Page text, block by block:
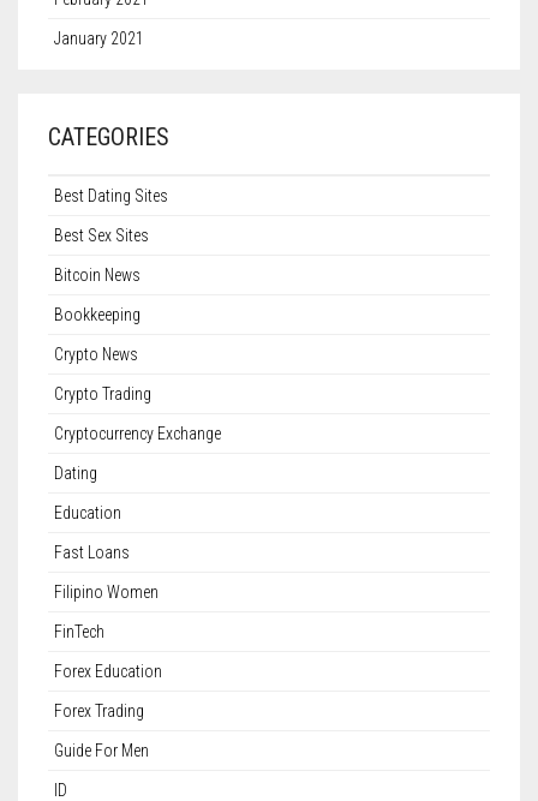
January 2021
CATEGORIES
Best Dating Sites
Best Sex Sites
Bitcoin News
Bookkeeping
Crypto News
Crypto Trading
Cryptocurrency Exchange
Dating
Education
Fast Loans
Filipino Women
FinTech
Forex Education
Forex Trading
Guide For Men
ID